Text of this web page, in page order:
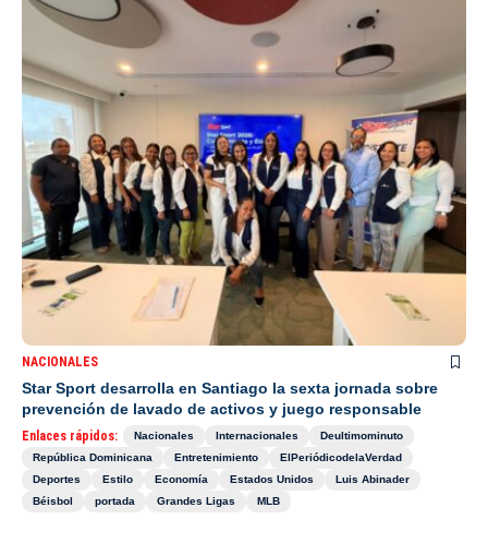
NACIONALES
Star Sport desarrolla en Santiago la sexta jornada sobre
prevención de lavado de activos y juego responsable
Enlaces rápidos: Nacionales Internacionales
Deultimominuto
República Dominicana
Entretenimiento
ElPeriódicodelaVerdad
Deportes
Estilo Economía Estados Unidos
Luis Abinader
Béisbol
portada Grandes Ligas MLB